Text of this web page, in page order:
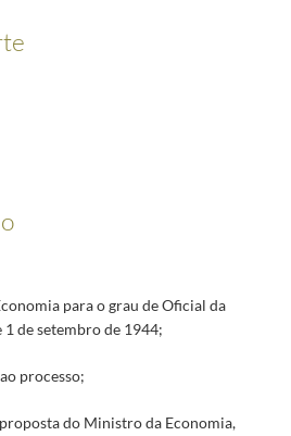
para o grau de Oficial da
de setembro de 1944;
processo;
do Ministro da Economia,